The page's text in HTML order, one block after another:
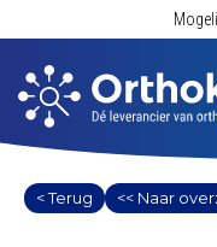
< Terug << Naar